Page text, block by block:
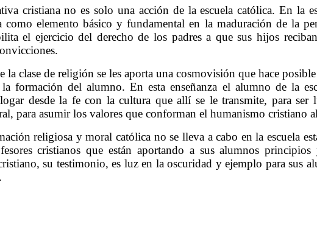
cristiana no es solo una acción de la escuela católica. En la
como elemento básico y fundamental en la maduración de la
el ejercicio del derecho de los padres a que sus hijos
la clase de religión se les aporta una cosmovisión que hace
formación del alumno. En esta enseñanza el alumno de la
desde la fe con la cultura que allí se le transmite, para
para asumir los valores que conforman el humanismo cristiano
religiosa y moral católica no se lleva a cabo en la escuela
cristianos que están aportando a sus alumnos
su testimonio, es luz en la oscuridad y ejemplo para sus